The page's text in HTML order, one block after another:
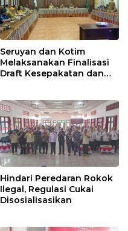
Seruyan dan Kotim
Melaksanakan Finalisasi
Draft Kesepakatan dan
Hindari Peredaran Rokok
Ilegal, Regulasi Cukai
Disosialisasikan